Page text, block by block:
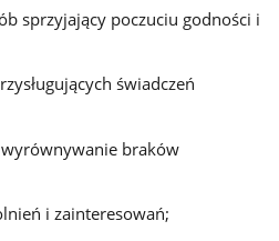
sprzyjający poczuciu godności i
świadczeń
wyrównywanie braków
i zainteresowań;